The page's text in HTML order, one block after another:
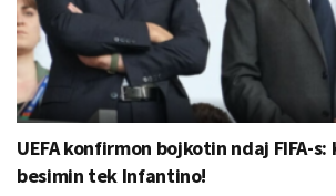
UEFA konfirmon bojkotin ndaj FIFA-
besimin tek Infantino!